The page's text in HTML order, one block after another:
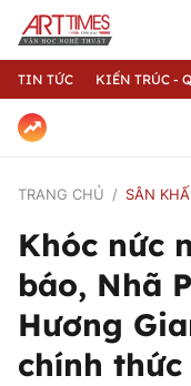
TIN TỨC KIẾN TRÚC -
TRANG CHỦ SÂN
Khóc nức
báo, Nhã
Hương
chính